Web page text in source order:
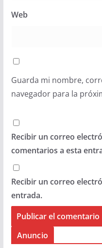
Web
Guarda mi nombre,
navegador para la
Recibir un correo
comentarios a esta
Recibir un correo
entrada.
Anuncio